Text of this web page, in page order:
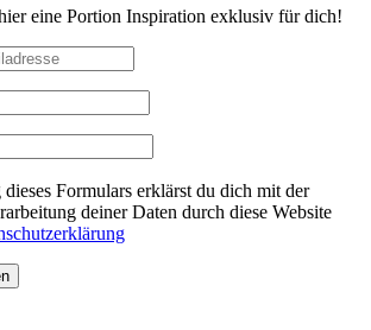
eine Portion Inspiration exklusiv für dich!
Formulars erklärst du dich mit der
deiner Daten durch diese Website